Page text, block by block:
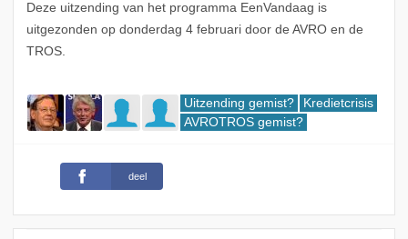
Deze uitzending van het programma EenVandaag is
uitgezonden op donderdag 4 februari door de AVRO en de
TROS.
Uitzending gemist?
Kredietcrisis
AVROTROS gemist?
deel